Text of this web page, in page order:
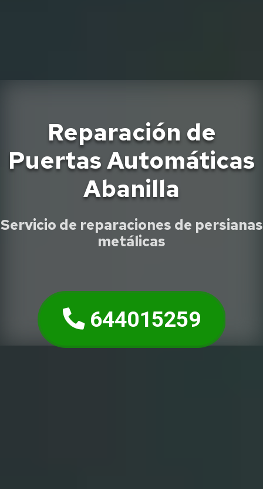
Reparación de
Puertas Automáticas
Abanilla
Servicio de reparaciones de persianas
metálicas
644015259